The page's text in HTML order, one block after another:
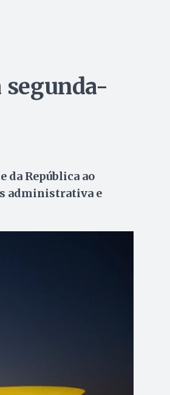
segunda-
da República ao
administrativa e